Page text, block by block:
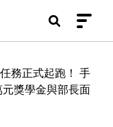
務正式起跑！ 手
獎學金與部長面